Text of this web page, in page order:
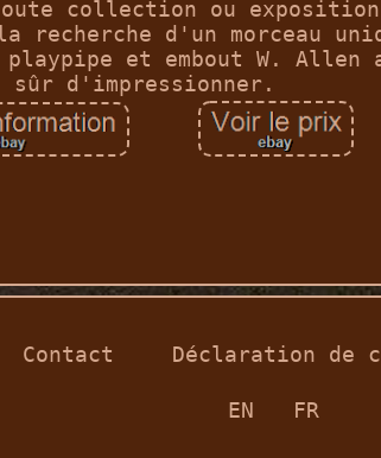
collection ou exposition.
recherche d'un morceau
et embout W. Allen
sûr d'impressionner.
Contact Déclaration de
EN FR